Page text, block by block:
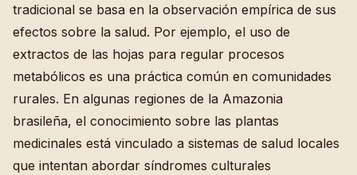
tradicional se basa en la observación empírica de sus
efectos sobre la salud. Por ejemplo, el uso de
extractos de las hojas para regular procesos
metabólicos es una práctica común en comunidades
rurales. En algunas regiones de la Amazonia
brasileña, el conocimiento sobre las plantas
medicinales está vinculado a sistemas de salud locales
que intentan abordar síndromes culturales